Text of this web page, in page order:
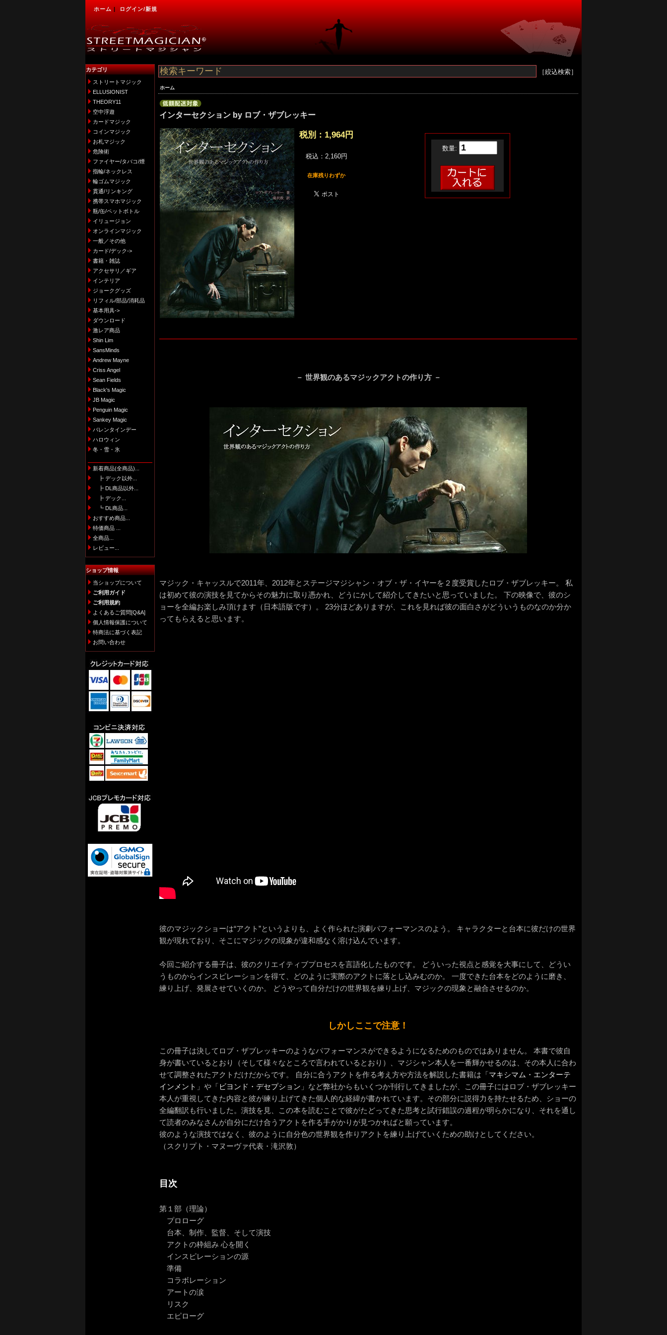
ホーム | ログイン/新規
カテゴリ
ストリートマジック
ELLUSIONIST
THEORY11
空中浮遊
カードマジック
コインマジック
お札マジック
危険術
ファイヤー/タバコ/煙
指輪/ネックレス
輪ゴムマジック
貫通/リンキング
携帯スマホマジック
瓶/缶/ペットボトル
イリュージョン
オンラインマジック
一般／その他
カード/デック->
書籍・雑誌
アクセサリ／ギア
インテリア
ジョークグッズ
リフィル/部品/消耗品
基本用具->
ダウンロード
激レア商品
Shin Lim
SansMinds
Andrew Mayne
Criss Angel
Sean Fields
Black's Magic
JB Magic
Penguin Magic
Sankey Magic
バレンタインデー
ハロウィン
冬・雪・氷
新着商品(全商品)...
┣ デック以外...
┣ DL商品以外...
┣ デック...
┗ DL商品...
おすすめ商品...
特価商品 ...
全商品...
レビュー...
ショップ情報
当ショップについて
ご利用ガイド
ご利用規約
よくあるご質問[Q&A]
個人情報保護について
特商法に基づく表記
お問い合わせ
［絞込検索］
ホーム
インターセクション by ロブ・ザブレッキー
税別： 1,964円
税込：2,160円
在庫残りわずか
数量:
－ 世界観のあるマジックアクトの作り方 －
マジック・キャッスルで2011年、2012年とステージマジシャン・オブ・ザ・イヤーを２度受賞したロブ・ザブレッキー。 私
は初めて彼の演技を見てからその魅力に取り憑かれ、どうにかして紹介してきたいと思っていました。 下の映像で、彼のシ
ョーを全編お楽しみ頂けます（日本語版です）。 23分ほどありますが、これを見れば彼の面白さがどういうものなのか分か
ってもらえると思います。
彼のマジックショーは“アクト”というよりも、よく作られた演劇パフォーマンスのよう。 キャラクターと台本に彼だけの世界
観が現れており、そこにマジックの現象が違和感なく溶け込んでいます。
今回ご紹介する冊子は、彼のクリエイティブプロセスを言語化したものです。 どういった視点と感覚を大事にして、どうい
うものからインスピレーションを得て、どのように実際のアクトに落とし込みむのか。 一度できた台本をどのように磨き、
練り上げ、発展させていくのか。 どうやって自分だけの世界観を練り上げ、マジックの現象と融合させるのか。
しかしここで注意！
この冊子は決してロブ・ザブレッキーのようなパフォーマンスができるようになるためのものではありません。 本書で彼自
身が書いているとおり（そして様々なところで言われているとおり）、マジシャン本人を一番輝かせるのは、その本人に合わ
せて調整されたアクトだけだからです。 自分に合うアクトを作る考え方や方法を解説した書籍は「 マキシマム・エンターテ
インメント 」や「 ビヨンド・デセプション 」など弊社からもいくつか刊行してきましたが、この冊子にはロブ・ザブレッキー
本人が重視してきた内容と彼が練り上げてきた個人的な経緯が書かれています。その部分に説得力を持たせるため、ショーの
全編翻訳も行いました。演技を見、この本を読むことで彼がたどってきた思考と試行錯誤の過程が明らかになり、それを通し
て読者のみなさんが自分にだけ合うアクトを作る手がかりが見つかればと願っています。
彼のような演技ではなく、彼のように自分色の世界観を作りアクトを練り上げていくための助けとしてください。
（スクリプト・マヌーヴァ代表・滝沢敦）
目次
第１部（理論）
プロローグ
台本、制作、監督、そして演技
アクトの枠組み 心を開く
インスピレーションの源
準備
コラボレーション
アートの涙
リスク
エピローグ